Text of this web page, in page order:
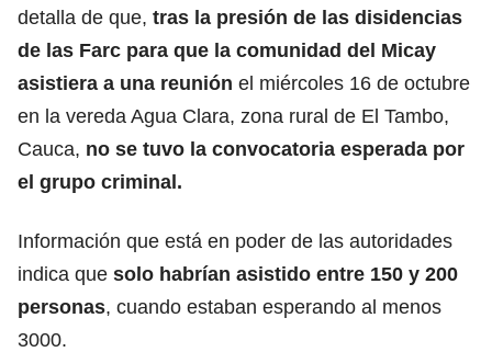
detalla de que, tras la presión de las disidencias
de las Farc para que la comunidad del Micay
asistiera a una reunión el miércoles 16 de octubre
en la vereda Agua Clara, zona rural de El Tambo,
Cauca, no se tuvo la convocatoria esperada por
el grupo criminal.
Información que está en poder de las autoridades
indica que solo habrían asistido entre 150 y 200
personas, cuando estaban esperando al menos
3000.